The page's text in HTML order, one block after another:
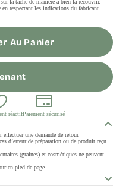
la tache de manière à bien la recouvrir.
respectant les indications du fabricant.
Au Panier
réactifPaiement sécurisé
une demande de retour.
d’erreur de préparation ou de produit reçu
(graines) et cosmétiques ne peuvent
en pied de page.